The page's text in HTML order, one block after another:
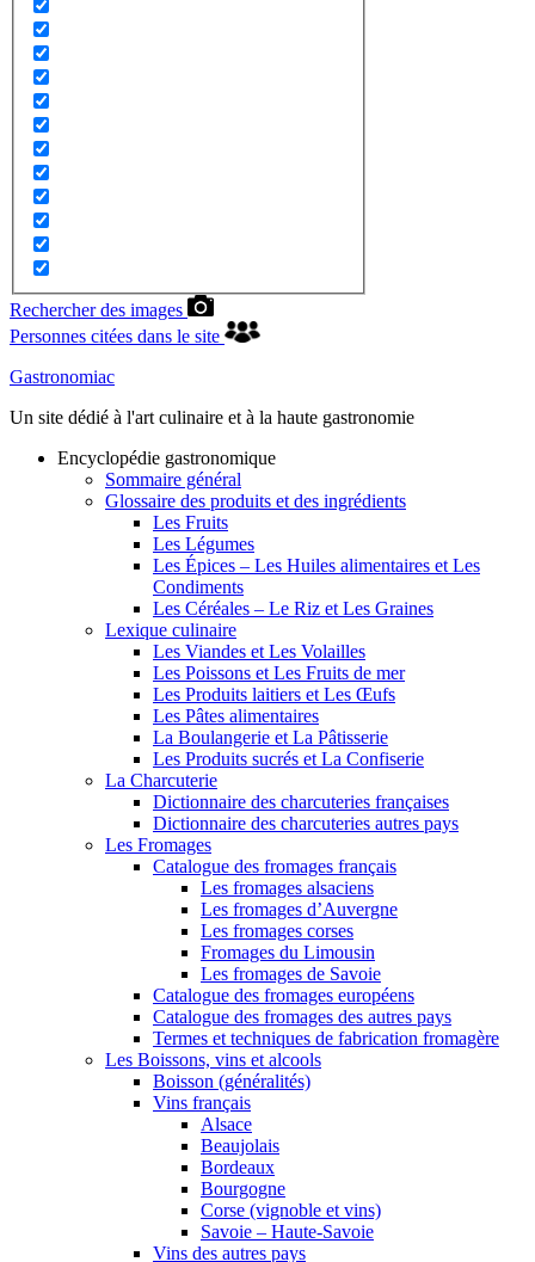
Rechercher des images
Personnes citées dans le site
Gastronomiac
Un site dédié à l'art culinaire et à la haute gastronomie
Encyclopédie gastronomique
Sommaire général
Glossaire des produits et des ingrédients
Les Fruits
Les Légumes
Les Épices – Les Huiles alimentaires et Les
Condiments
Les Céréales – Le Riz et Les Graines
Lexique culinaire
Les Viandes et Les Volailles
Les Poissons et Les Fruits de mer
Les Produits laitiers et Les Œufs
Les Pâtes alimentaires
La Boulangerie et La Pâtisserie
Les Produits sucrés et La Confiserie
La Charcuterie
Dictionnaire des charcuteries françaises
Dictionnaire des charcuteries autres pays
Les Fromages
Catalogue des fromages français
Les fromages alsaciens
Les fromages d’Auvergne
Les fromages corses
Fromages du Limousin
Les fromages de Savoie
Catalogue des fromages européens
Catalogue des fromages des autres pays
Termes et techniques de fabrication fromagère
Les Boissons, vins et alcools
Boisson (généralités)
Vins français
Alsace
Beaujolais
Bordeaux
Bourgogne
Corse (vignoble et vins)
Savoie – Haute-Savoie
Vins des autres pays